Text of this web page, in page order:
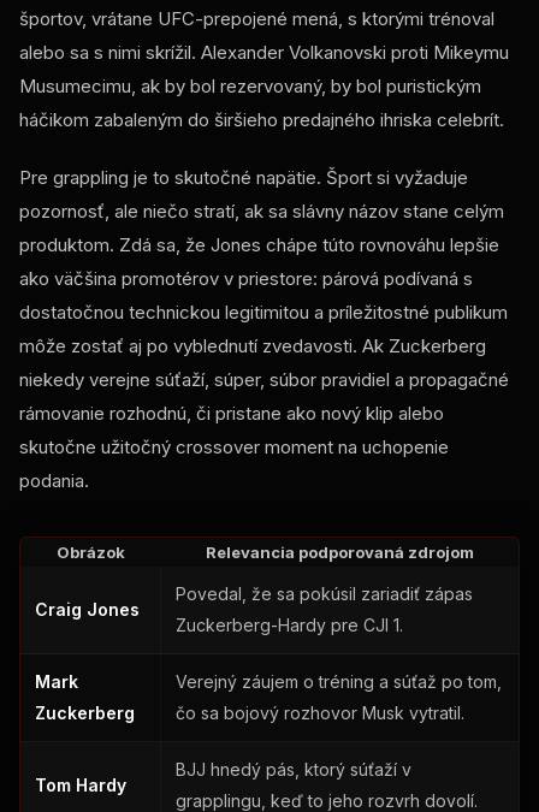
športov, vrátane UFC-prepojené mená, s ktorými trénoval
alebo sa s nimi skrížil. Alexander Volkanovski proti Mikeymu
Musumecimu, ak by bol rezervovaný, by bol puristickým
háčikom zabaleným do širšieho predajného ihriska celebrít.
Pre grappling je to skutočné napätie. Šport si vyžaduje
pozornosť, ale niečo stratí, ak sa slávny názov stane celým
produktom. Zdá sa, že Jones chápe túto rovnováhu lepšie
ako väčšina promotérov v priestore: párová podívaná s
dostatočnou technickou legitimitou a príležitostné publikum
môže zostať aj po vyblednutí zvedavosti. Ak Zuckerberg
niekedy verejne súťaží, súper, súbor pravidiel a propagačné
rámovanie rozhodnú, či pristane ako nový klip alebo
skutočne užitočný crossover moment na uchopenie
podania.
Obrázok Relevancia podporovaná zdrojom
Craig Jones
Povedal, že sa pokúsil zariadiť zápas
Zuckerberg-Hardy pre CJI 1.
Mark
Zuckerberg
Verejný záujem o tréning a súťaž po tom,
čo sa bojový rozhovor Musk vytratil.
Tom Hardy
BJJ hnedý pás, ktorý súťaží v
grapplingu, keď to jeho rozvrh dovolí.